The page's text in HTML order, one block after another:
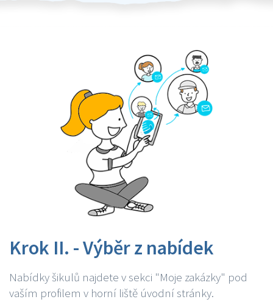
Krok II. - Výběr z nabídek
Nabídky šikulů najdete v sekci "Moje zakázky" pod
vaším profilem v horní liště úvodní stránky.